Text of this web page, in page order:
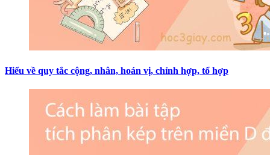
Hiểu về quy tắc cộng, nhân, hoán vị, chỉnh hợp, tổ hợp